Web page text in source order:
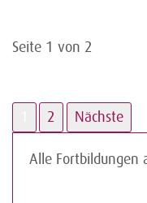
Seite 1 von 2
2 Nächste
Alle Fortbildungen